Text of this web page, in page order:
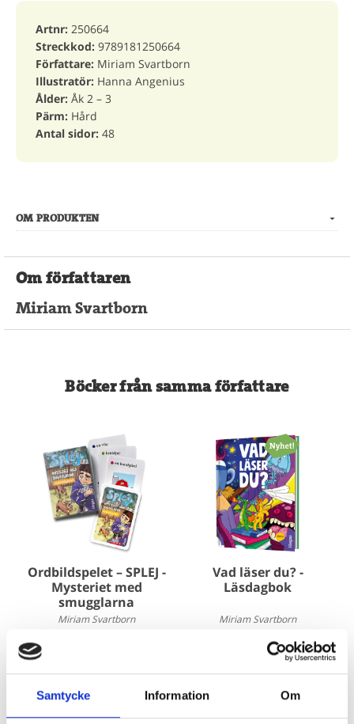
Samtycke Information Om
Artnr: 250664
Streckkod: 9789181250664
Författare: Miriam Svartborn
Illustratör: Hanna Angenius
Ålder: Åk 2 – 3
Pärm: Hård
Antal sidor: 48
OM PRODUKTEN
Om författaren
Miriam Svartborn
Böcker från samma författare
Ordbildspelet – SPLEJ -
Mysteriet med
smugglarna
Miriam Svartborn
Vad läser du? -
Läsdagbok
Miriam Svartborn
53 kr